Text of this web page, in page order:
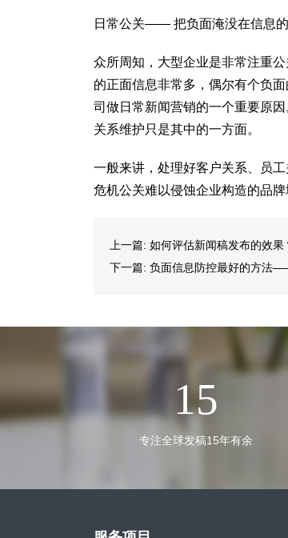
日常公关—— 把负面淹没在信息
众所周知，大型企业是非常注重
的正面信息非常多，偶尔有个负
司做日常新闻营销的一个重要原
关系维护只是其中的一方面。
一般来讲，处理好客户关系、员
危机公关难以侵蚀企业构造的品牌
上一篇: 如何评估新闻稿发布的效果
下一篇: 负面信息防控最好的方法
15
专注全球发稿15年有余